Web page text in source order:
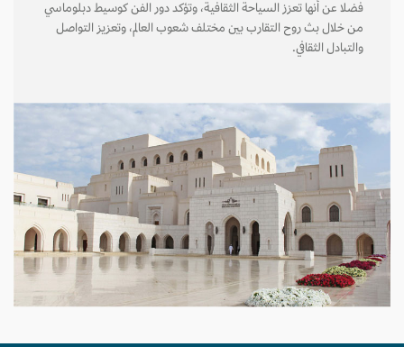
فضلا عن أنها تعزز السياحة الثقافية، وتؤكد دور الفن كوسيط دبلوماسي
من خلال بث روح التقارب بين مختلف شعوب العالم، وتعزيز التواصل
والتبادل الثقافي.